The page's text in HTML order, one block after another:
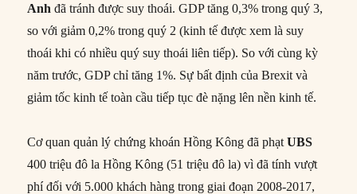
Anh đã tránh được suy thoái. GDP tăng 0,3% trong quý 3,
so với giảm 0,2% trong quý 2 (kinh tế được xem là suy
thoái khi có nhiều quý suy thoái liên tiếp). So với cùng kỳ
năm trước, GDP chỉ tăng 1%. Sự bất định của Brexit và
giảm tốc kinh tế toàn cầu tiếp tục đè nặng lên nền kinh tế.
Cơ quan quản lý chứng khoán Hồng Kông đã phạtUBS
400 triệu đô la Hồng Kông (51 triệu đô la) vì đã tính vượt
phí đối với 5.000 khách hàng trong giai đoạn 2008-2017,